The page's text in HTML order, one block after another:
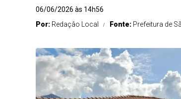
06/06/2026 às 14h56
Por: Redaçâo Local Fonte: Prefeitura de